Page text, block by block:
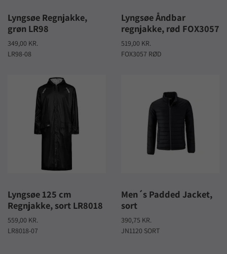
Lyngsøe Regnjakke,
grøn LR98
349,00 KR.
LR98-08
Lyngsøe Åndbar
regnjakke, rød FOX3057
519,00 KR.
FOX3057 RØD
Lyngsøe 125 cm
Regnjakke, sort LR8018
559,00 KR.
LR8018-07
Men´s Padded Jacket,
sort
390,75 KR.
JN1120 SORT